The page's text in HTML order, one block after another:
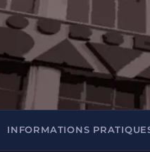
INFORMATIONS